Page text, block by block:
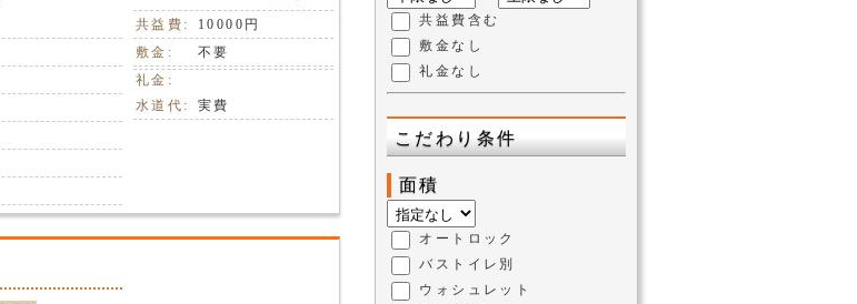
共益費含む
敷金なし
礼金なし
こだわり条件
面積
オートロック
バストイレ別
ウォシュレット
共益費:
10000円
敷金:
不要
礼金:
水道代:
実費